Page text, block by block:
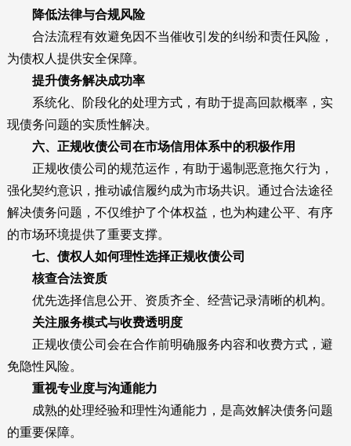
降低法律与合规风险
合法流程有效避免因不当催收引发的纠纷和责任风险，
为债权人提供安全保障。
提升债务解决成功率
系统化、阶段化的处理方式，有助于提高回款概率，实
现债务问题的实质性解决。
六、正规收债公司在市场信用体系中的积极作用
正规收债公司的规范运作，有助于遏制恶意拖欠行为，
强化契约意识，推动诚信履约成为市场共识。通过合法途径
解决债务问题，不仅维护了个体权益，也为构建公平、有序
的市场环境提供了重要支撑。
七、债权人如何理性选择正规收债公司
核查合法资质
优先选择信息公开、资质齐全、经营记录清晰的机构。
关注服务模式与收费透明度
正规收债公司会在合作前明确服务内容和收费方式，避
免隐性风险。
重视专业度与沟通能力
成熟的处理经验和理性沟通能力，是高效解决债务问题
的重要保障。